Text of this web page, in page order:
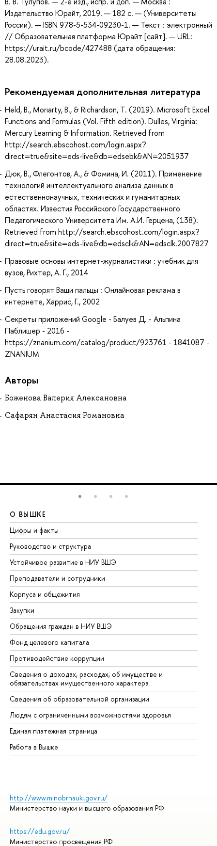
Издательство Юрайт, 2019. — 182 с. — (Университеты
России). — ISBN 978-5-534-09230-1. — Текст : электронный
// Образовательная платформа Юрайт [сайт]. — URL:
https://urait.ru/bcode/427488 (дата обращения:
28.08.2023).
Рекомендуемая дополнительная литература
Held, B., Moriarty, B., & Richardson, T. (2019). Microsoft Excel
Functions and Formulas (Vol. Fifth edition). Dulles, Virginia:
Mercury Learning & Information. Retrieved from
http://search.ebscohost.com/login.aspx?
direct=true&site=eds-live&db=edsebk&AN=2051937
Дюк, В., Флегонтов, А., & Фомина, И. (2011). Применение
технологий интеллектуального анализа данных в
естественнонаучных, технических и гуманитарных
областях. Известия Российского Государственного
Педагогического Университета Им. А.И. Герцена, (138).
Retrieved from http://search.ebscohost.com/login.aspx?
direct=true&site=eds-live&db=edsclk&AN=edsclk.2007827
Правовые основы интернет-журналистики : учебник для
вузов, Рихтер, А. Г., 2014
Пусть говорят Ваши пальцы : Онлайновая реклама в
интернете, Харрис, Г., 2002
Секреты приложений Google - Балуев Д. - Альпина
Паблишер - 2016 -
https://znanium.com/catalog/product/923761 - 1841087 -
ZNANIUM
Авторы
Боженова Валерия Алексановна
Сафарян Анастасия Романовна
О ВЫШКЕ
Цифры и факты
Руководство и структура
Устойчивое развитие в НИУ ВШЭ
Преподаватели и сотрудники
Корпуса и общежития
Закупки
Обращения граждан в НИУ ВШЭ
Фонд целевого капитала
Противодействие коррупции
Сведения о доходах, расходах, об имуществе и
обязательствах имущественного характера
Сведения об образовательной организации
Людям с ограниченными возможностями здоровья
Единая платежная страница
Работа в Вышке
http://www.minobrnauki.gov.ru/
Министерство науки и высшего образования РФ
https://edu.gov.ru/
Министерство просвещения РФ